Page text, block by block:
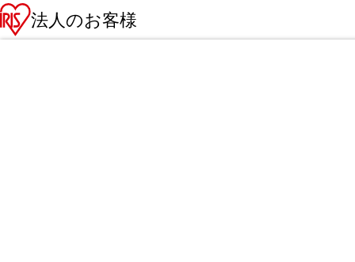
法人のお客様